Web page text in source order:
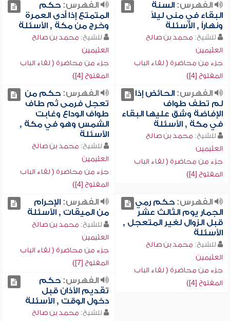
الفهرس:السنة
البقاء في منى ليلاً
ونهاراً , الأسئلة
للشيخ: محمد بن صالح
العثيمين
جزء من محاضرة ( لقاء الباب
المفتوح [4])
الفهرس:حكم
المتمتع إذا أدى العمرة
وخرج من مكة , الأسئلة
للشيخ: محمد بن صالح
العثيمين
جزء من محاضرة ( لقاء الباب
المفتوح [4])
الفهرس:الحائض إذا
لم تطف طواف
الإفاضة وشق عليها البقاء
في مكة , الأسئلة
للشيخ: محمد بن صالح
العثيمين
جزء من محاضرة ( لقاء الباب
المفتوح [4])
الفهرس:حكم من
تعجل فرمى ثم طاف
طواف الوداع وغابت
الشمس وهو في مكة ,
الأسئلة
للشيخ: محمد بن صالح
العثيمين
جزء من محاضرة ( لقاء الباب
المفتوح [4])
الفهرس:حكم رمي
الجمار يوم الثالث عشر
قبل الزوال لغير المتعجل ,
الأسئلة
للشيخ: محمد بن صالح
العثيمين
جزء من محاضرة ( لقاء الباب
المفتوح [4])
الفهرس:الإحرام
من الميقات , الأسئلة
للشيخ: محمد بن صالح
العثيمين
جزء من محاضرة ( لقاء الباب
المفتوح [7])
الفهرس:حكم
تقديم الأذان قبل
دخول الوقت , الأسئلة
للشيخ: محمد بن صالح